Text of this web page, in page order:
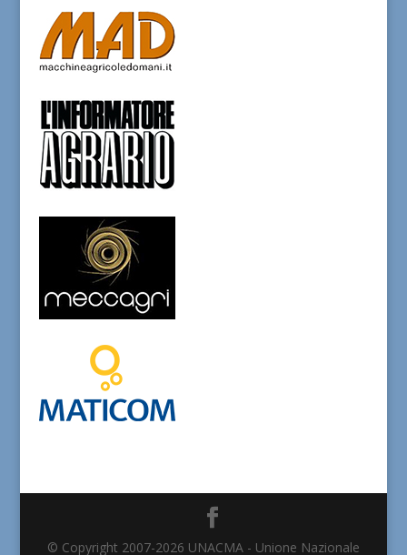
© Copyright 2007-2026 UNACMA - Unione Nazionale